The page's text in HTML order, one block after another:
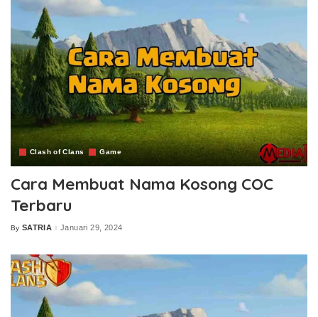
Clash of Clans Game
Cara Membuat Nama Kosong COC
Terbaru
Posted
By SATRIA Januari 29, 2024